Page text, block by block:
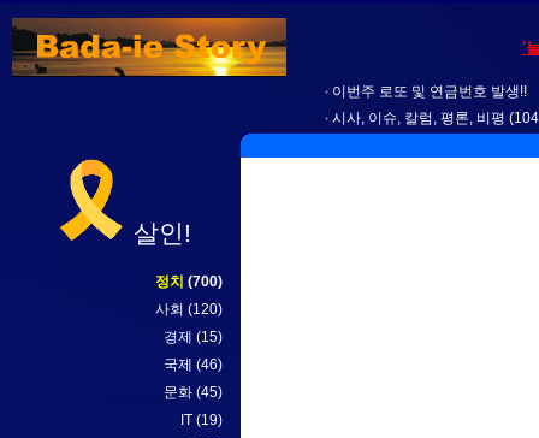
'
이번주 로또 및 연금번호 발생!!
시사, 이슈, 칼럼, 평론, 비평
살인!
정치 (700)
사회 (120)
경제 (15)
국제 (46)
문화 (45)
IT (19)